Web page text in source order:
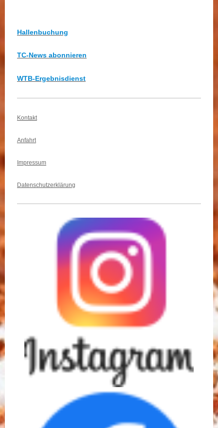
Hallenbuchung
TC-News abonnieren
WTB-Ergebnisdienst
Kontakt
Anfahrt
Impressum
Datenschutzerklärung